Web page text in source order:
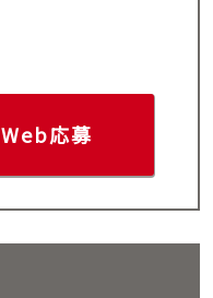
Web応募